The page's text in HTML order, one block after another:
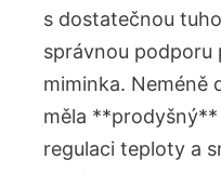
s dostatečnou
správnou
miminka. Neméně
měla
regulaci teploty a⁤